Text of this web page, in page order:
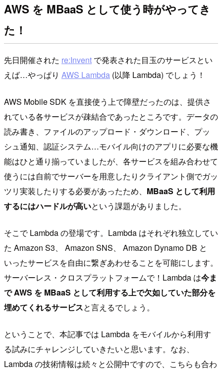
AWS を MBaaS として使う時がやってき
た！
先日開催された re:Invent で発表された目玉のサービスとい
えば…やっぱり AWS Lambda (以降 Lambda) でしょう！
AWS Mobile SDK を直接使う上で障壁だったのは、提供さ
れている各サービスが疎結合であったところです。データの
読み書き、ファイルのアップロード・ダウンロード、プッ
シュ通知、認証システム…モバイル向けのアプリに必要な機
能はひと通り揃っていましたが、各サービスを組み合わせて
使うには自前でサーバーを用意したりクライアント側でガッ
ツリ実装したりする必要があったため、 MBaaS として利用
するにはハードルが高いという課題がありました。
そこで Lambda の登場です。Lambda はそれぞれ独立してい
た Amazon S3、 Amazon SNS、 Amazon Dynamo DB と
いったサービスを自由に繋ぎあわせることを可能にします。
サーバーレス・クロスプラットフォームで！Lambda は今ま
で AWS を MBaaS として利用する上で欠如していた部分を
埋めてくれるサービスと言えるでしょう。
ということで、本記事では Lambda をモバイルから利用す
る試みにチャレンジしていきたいと思います。なお、
Lambda の技術情報は続々と公開中ですので、こちらも合わ